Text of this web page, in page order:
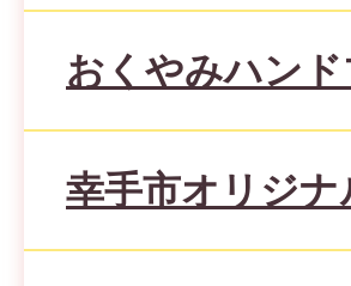
おくやみハンド
幸手市オリジナ